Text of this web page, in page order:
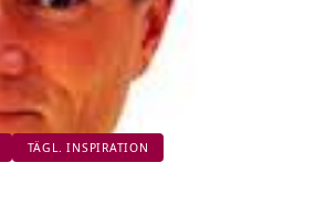
TÄGL. INSPIRATION